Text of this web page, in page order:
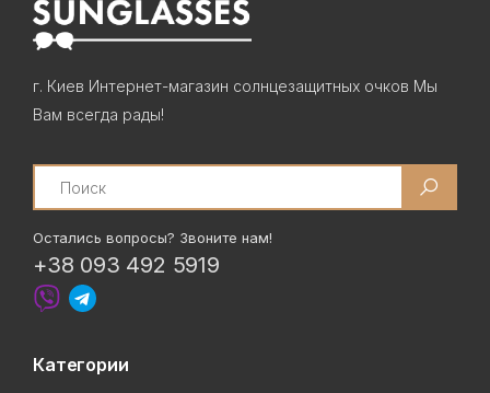
г. Киев Интернет-магазин солнцезащитных очков Мы
Вам всегда рады!
Search
Остались вопросы? Звоните нам!
+38 093 492 5919
Категории